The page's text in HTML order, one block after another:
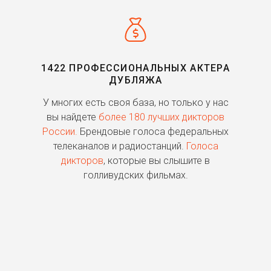
Салаи
Assassin's Creed:
Эска
(2010)
Дэйв Лизевски / Пипец
Пипец (2010)
Джейми Рэндалл
1422 ПРОФЕССИОНАЛЬНЫХ АКТЕРА
ДУБЛЯЖА
У многих есть своя база, но только у нас
вы найдете более 180 лучших дикторов
России. Брендовые голоса федеральных
телеканалов и радиостанций. Голоса
дикторов, которые вы слышите в
голливудских фильмах.